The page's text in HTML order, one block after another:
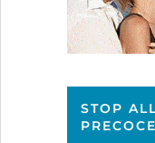
STOP
PRECOCE